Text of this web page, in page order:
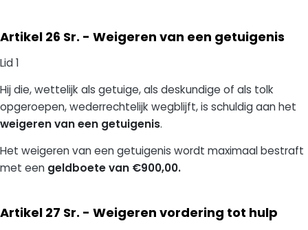
Artikel 26 Sr. - Weigeren van een getuigenis
Lid 1
Hij die, wettelijk als getuige, als deskundige of als tolk
opgeroepen, wederrechtelijk wegblijft, is schuldig aan het
weigeren van een getuigenis.
Het weigeren van een getuigenis wordt maximaal bestraft
met een geldboete van €900,00.
Artikel 27 Sr. - Weigeren vordering tot hulp